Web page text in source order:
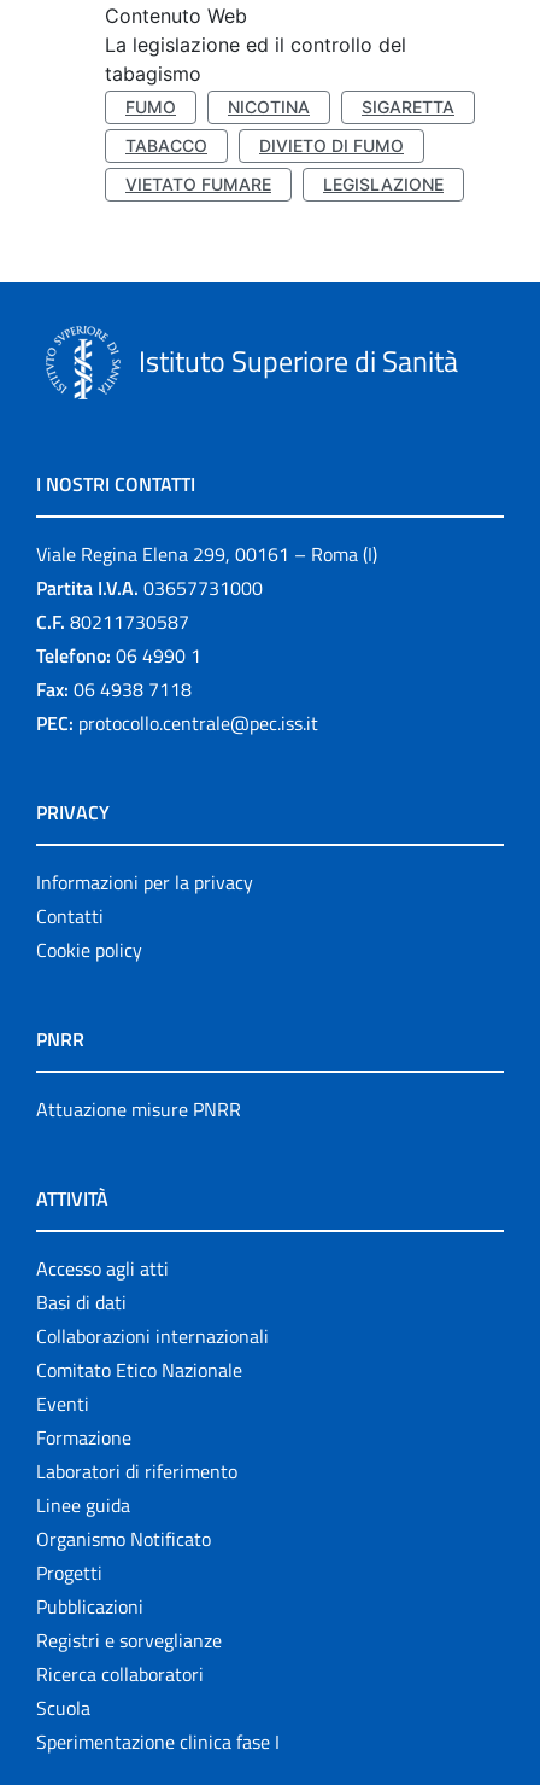
Contenuto Web
La legislazione ed il controllo del
tabagismo
FUMO NICOTINA
SIGARETTA
TABACCO
DIVIETO DI FUMO
VIETATO FUMARE
LEGISLAZIONE
Istituto Superiore di Sanità
I NOSTRI CONTATTI
Viale Regina Elena 299, 00161 – Roma (I)
Partita I.V.A. 03657731000
C.F. 80211730587
Telefono: 06 4990 1
Fax: 06 4938 7118
PEC: protocollo.centrale@pec.iss.it
PRIVACY
Informazioni per la privacy
Contatti
Cookie policy
PNRR
Attuazione misure PNRR
ATTIVITÀ
Accesso agli atti
Basi di dati
Collaborazioni internazionali
Comitato Etico Nazionale
Eventi
Formazione
Laboratori di riferimento
Linee guida
Organismo Notificato
Progetti
Pubblicazioni
Registri e sorveglianze
Ricerca collaboratori
Scuola
Sperimentazione clinica fase I